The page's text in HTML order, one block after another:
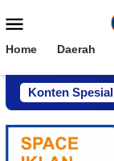
ke
Mobile
Home Daerah
Konten Spesial
Dugaan